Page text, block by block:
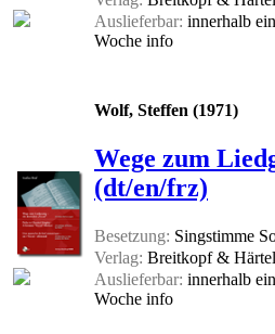
Auslieferbar: innerhalb
Woche info
Wolf, Steffen (1971)
Wege zum
(dt/en/frz)
Besetzung: Singstimme
Verlag: Breitkopf & Härtel
Auslieferbar: innerhalb
Woche info